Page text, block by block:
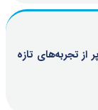
تجربه‌های تازه